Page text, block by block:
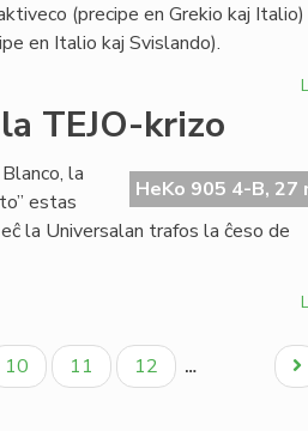
(precipe en Grekio kaj Italio)
en Italio kaj Svislando).
TEJO-krizo
HeKo 905 4-B, 27
la
estas
la Universalan trafos la ĉeso de
Paĝo
10 Paĝo
11 Paĝo
12 …